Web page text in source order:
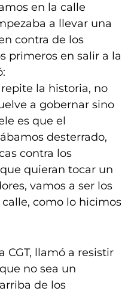
en la calle
a llevar una
contra de los
primeros en salir a la
la historia, no
a gobernar sino
es que el
desterrado,
contra los
quieran tocar un
vamos a ser los
como lo hicimos
CGT, llamó a resistir
no sea un
de los